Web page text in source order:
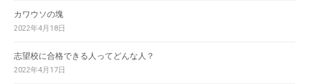
カワウソの塊
2022年4月18日
志望校に合格できる人ってどんな人？
2022年4月17日